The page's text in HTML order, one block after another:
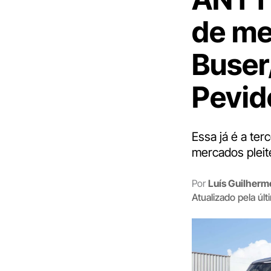
de
Essa já é a
mercados
Por Luís
Atualizado pela